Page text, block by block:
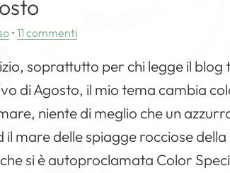
• 11 commenti
soprattutto per chi legge il blog
di Agosto, il mio tema cambia
niente di meglio che un
mare delle spiagge rocciose
si è autoproclamata Color